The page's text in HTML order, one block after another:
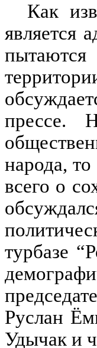
Как
является
прессе.
народа,
всего о
турбазе
Руслан
Удычак и